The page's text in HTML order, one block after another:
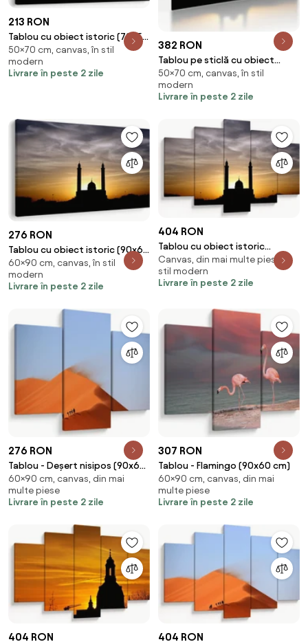
213 RON
Tablou cu obiect istoric (70x50
cm)
50×70 cm, canvas, în stil
modern
Livrare în peste 2 zile
382 RON
Tablou pe sticlă cu obiect
istoric (70x50 cm)
50×70 cm, canvas, în stil
modern
Livrare în peste 2 zile
276 RON
Tablou cu obiect istoric (90x60
cm)
60×90 cm, canvas, în stil
modern
Livrare în peste 2 zile
404 RON
Tablou cu obiect istoric
(150x105 cm)
Canvas, din mai multe piese, în
stil modern
Livrare în peste 2 zile
276 RON
Tablou - Deșert nisipos (90x60
cm)
60×90 cm, canvas, din mai
multe piese
Livrare în peste 2 zile
307 RON
Tablou - Flamingo (90x60 cm)
60×90 cm, canvas, din mai
multe piese
Livrare în peste 2 zile
404 RON 404 RON